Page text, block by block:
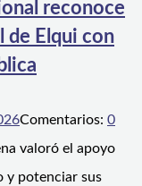
reconoce
de Elqui con
Comentarios: 0
valoró el apoyo
y potenciar sus